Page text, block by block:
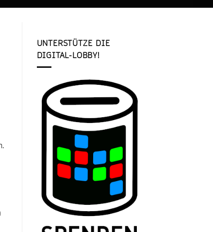
UNTERSTÜTZE DIE
DIGITAL-LOBBY!